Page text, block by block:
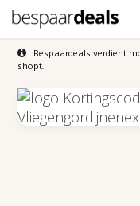
Bespaardeals verdient
shopt.